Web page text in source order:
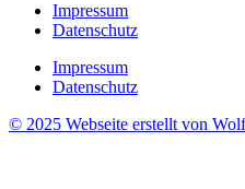
Impressum
Datenschutz
Impressum
Datenschutz
© 2025 Webseite erstellt von